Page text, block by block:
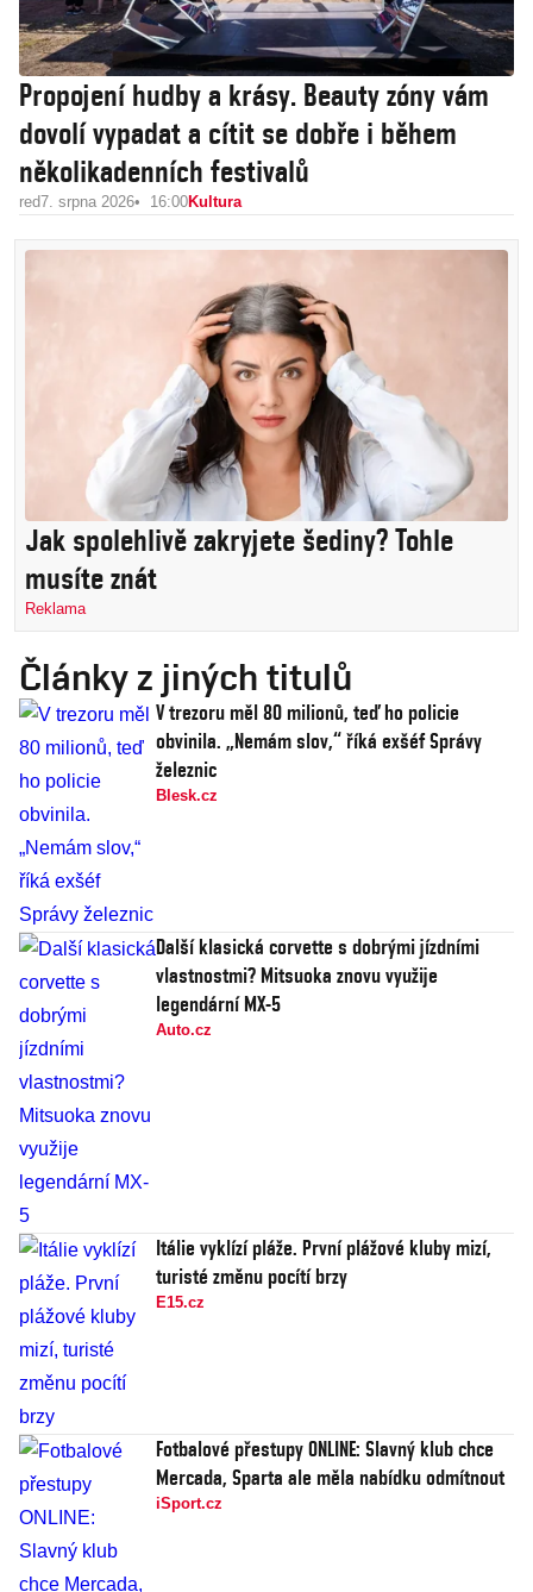
Propojení hudby a krásy. Beauty zóny vám
dovolí vypadat a cítit se dobře i během
několikadenních festivalů
red7. srpna 2026 16:00Kultura
Jak spolehlivě zakryjete šediny? Tohle
musíte znát
Reklama
Články z jiných titulů
V trezoru měl 80 milionů, teď ho policie
obvinila. „Nemám slov,“ říká exšéf Správy
železnic
Blesk.cz
Další klasická corvette s dobrými jízdními
vlastnostmi? Mitsuoka znovu využije
legendární MX-5
Auto.cz
Itálie vyklízí pláže. První plážové kluby mizí,
turisté změnu pocítí brzy
E15.cz
Fotbalové přestupy ONLINE: Slavný klub chce
Mercada, Sparta ale měla nabídku odmítnout
iSport.cz